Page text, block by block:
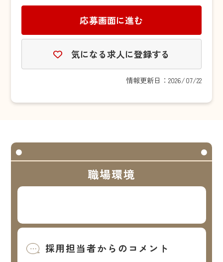
応募画面に進む
気になる求人に登録する
情報更新日：2026/07/22
職場環境
採用担当者からのコメント